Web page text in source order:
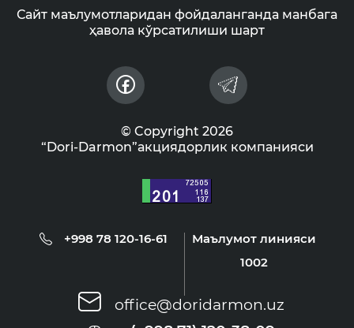
Сайт маълумотларидан фойдаланганда манбага
ҳавола кўрсатилиши шарт
© Copyright 2026
“Dori-Darmon”акциядорлик компанияси
+998 78 120-16-61
Маълумот линияси
1002
office@doridarmon.uz